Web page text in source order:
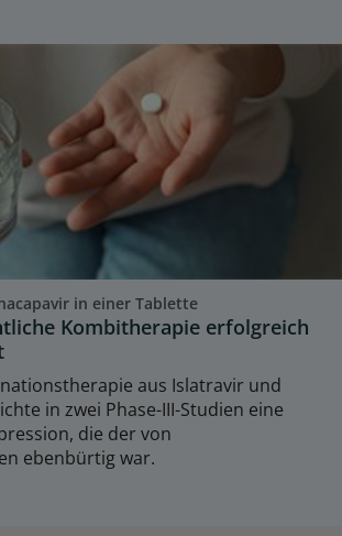
in einer Tablette
Kombitherapie erfolgreich
aus Islatravir und
in zwei Phase-III-Studien eine
die der von
ebenbürtig war.